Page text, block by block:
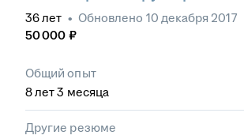
36лет • Обновлено 10 декабря 2017
50 000 ₽
Общий опыт
8лет 3 месяца
Другие резюме